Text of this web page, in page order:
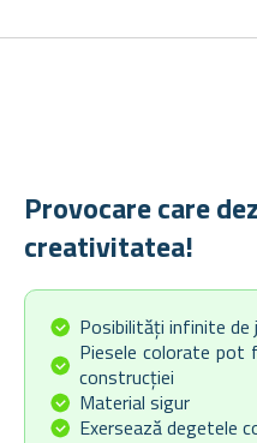
Provocare care
creativitatea!
Posibilități infinite de
Piesele colorate pot
construcției
Material sigur
Exersează degetele